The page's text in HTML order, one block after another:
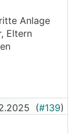
Anlage
Eltern
(#139)